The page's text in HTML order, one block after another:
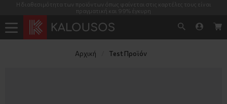
Η διαθεσιμότητα των προϊόντων όπως φαίνεται στις καρτέλες τους είναι
πραγματική και 99% έγκυρη
Αρχική Test Προϊόν